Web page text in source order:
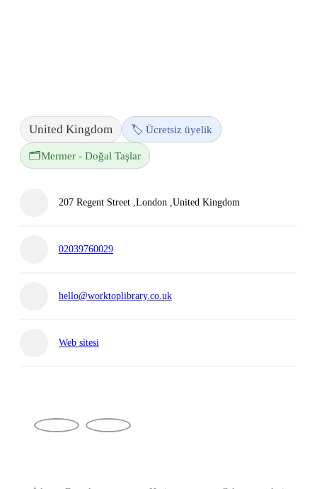
United Kingdom 🏷️ Ücretsiz üyelik
🗂️Mermer - Doğal Taşlar
207 Regent Street ,London ,United Kingdom
02039760029
hello@worktoplibrary.co.uk
Web sitesi